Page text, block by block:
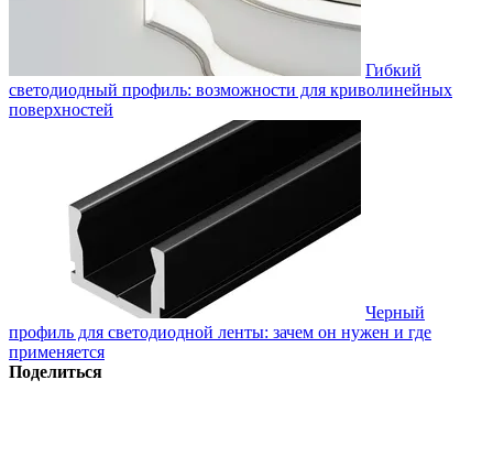
Гибкий
светодиодный профиль: возможности для криволинейных
поверхностей
Черный
профиль для светодиодной ленты: зачем он нужен и где
применяется
Поделиться